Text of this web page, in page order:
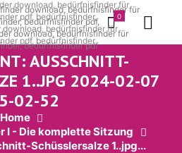
0
AUSSCHNITT-
1..JPG 2024-02-07
02-52
Home
I - Die komplette Sitzung
Schüsslersalze 1..jpg...